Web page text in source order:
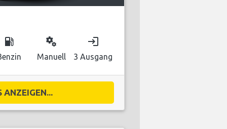
local_gas_station miscellaneous_services
Manuell
login
3 Ausgang
ANZEIGEN...